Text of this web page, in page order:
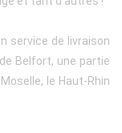
service de livraison
Belfort, une partie
le Haut-Rhin